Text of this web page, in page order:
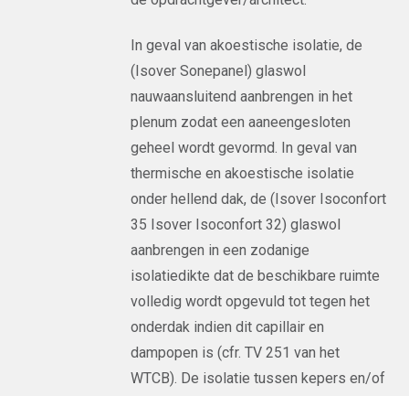
In geval van akoestische isolatie, de
(Isover Sonepanel) glaswol
nauwaansluitend aanbrengen in het
plenum zodat een aaneengesloten
geheel wordt gevormd. In geval van
thermische en akoestische isolatie
onder hellend dak, de (Isover Isoconfort
35 Isover Isoconfort 32) glaswol
aanbrengen in een zodanige
isolatiedikte dat de beschikbare ruimte
volledig wordt opgevuld tot tegen het
onderdak indien dit capillair en
dampopen is (cfr. TV 251 van het
WTCB). De isolatie tussen kepers en/of